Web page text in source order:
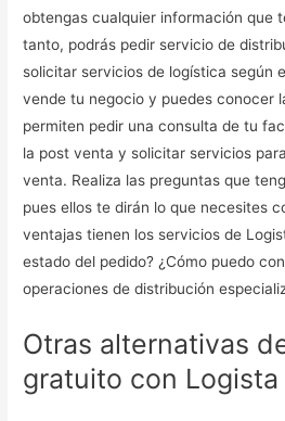
obtengas cualquier información que
tanto, podrás pedir servicio de
solicitar servicios de logística según
vende tu negocio y puedes conocer
permiten pedir una consulta de tu
la post venta y solicitar servicios
venta. Realiza las preguntas que
pues ellos te dirán lo que necesites
ventajas tienen los servicios de
estado del pedido? ¿Cómo puedo
operaciones de distribución
Otras alternativas
gratuito con Logista